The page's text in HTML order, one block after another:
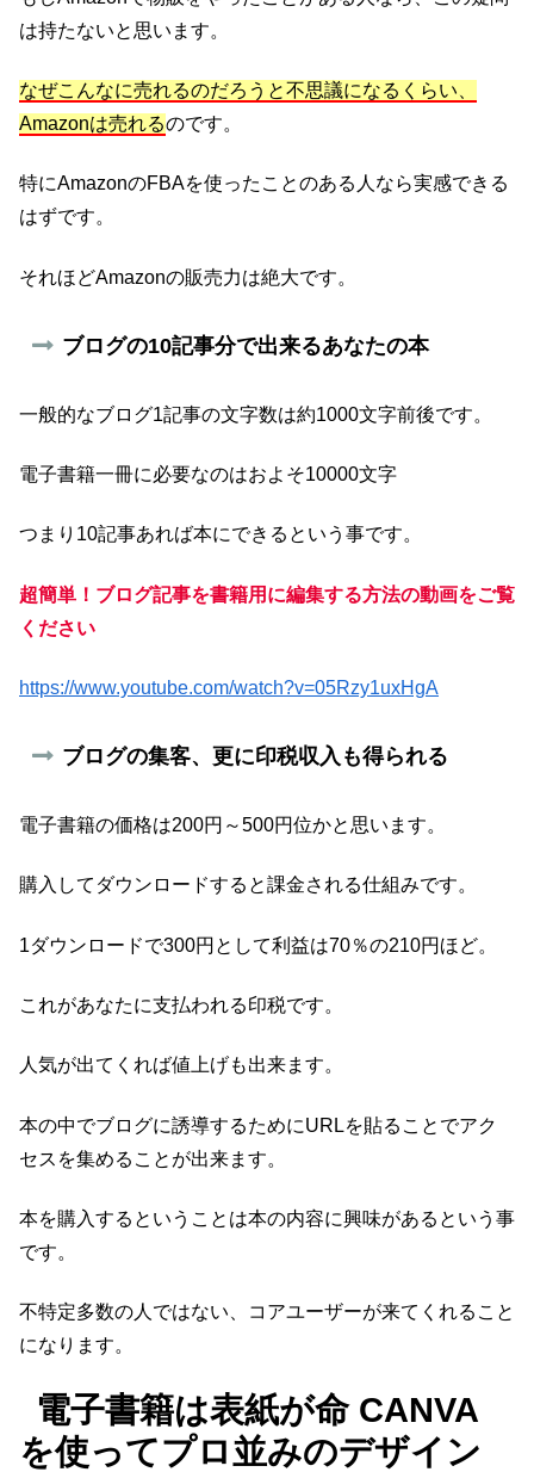
は持たないと思います。
なぜこんなに売れるのだろうと不思議になるくらい、
Amazonは売れるのです。
特にAmazonのFBAを使ったことのある人なら実感できる
はずです。
それほどAmazonの販売力は絶大です。
ブログの10記事分で出来るあなたの本
一般的なブログ1記事の文字数は約1000文字前後です。
電子書籍一冊に必要なのはおよそ10000文字
つまり10記事あれば本にできるという事です。
超簡単！ブログ記事を書籍用に編集する方法の動画をご覧
ください
https://www.youtube.com/watch?v=05Rzy1uxHgA
ブログの集客、更に印税収入も得られる
電子書籍の価格は200円～500円位かと思います。
購入してダウンロードすると課金される仕組みです。
1ダウンロードで300円として利益は70％の210円ほど。
これがあなたに支払われる印税です。
人気が出てくれば値上げも出来ます。
本の中でブログに誘導するためにURLを貼ることでアク
セスを集めることが出来ます。
本を購入するということは本の内容に興味があるという事
です。
不特定多数の人ではない、コアユーザーが来てくれること
になります。
電子書籍は表紙が命 CANVA
を使ってプロ並みのデザイン